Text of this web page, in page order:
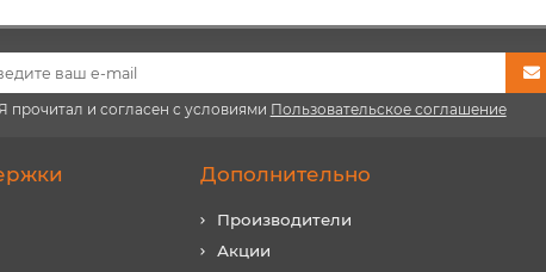
прочитал и согласен с условиями Пользовательское соглашение
Дополнительно
Производители
Акции